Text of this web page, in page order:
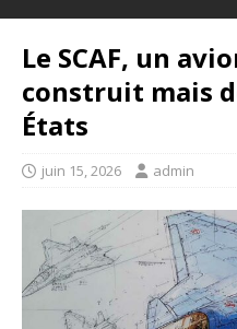
Le SCAF, un
construit mais
États
juin 15, 2026 admin